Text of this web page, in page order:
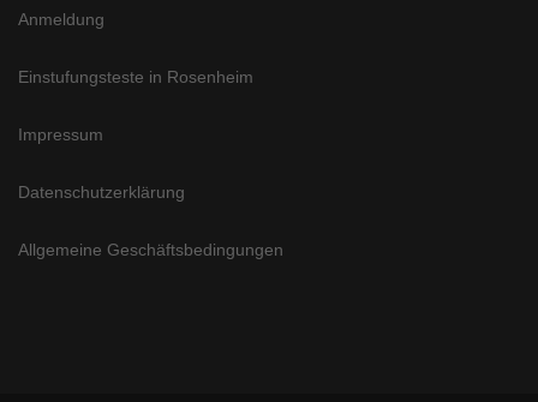
Anmeldung
Einstufungsteste in Rosenheim
Impressum
Datenschutzerklärung
Allgemeine Geschäftsbedingungen